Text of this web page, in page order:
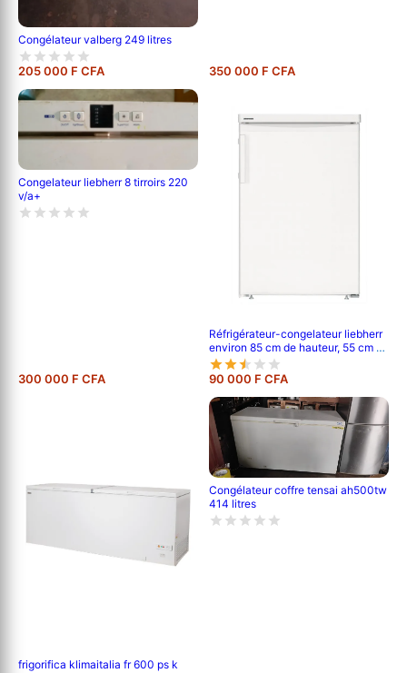
Congélateur valberg 249 litres
205 000 F CFA 350 000 F CFA
Congelateur liebherr 8 tirroirs 220
v/a+
300 000 F CFA
Réfrigérateur-congelateur liebherr
environ 85 cm de hauteur, 55 cm de
largeur, et 62 cm de profondeur
90 000 F CFA
frigorifica klimaitalia fr 600 ps k
Congélateur coffre tensai ah500tw
414 litres